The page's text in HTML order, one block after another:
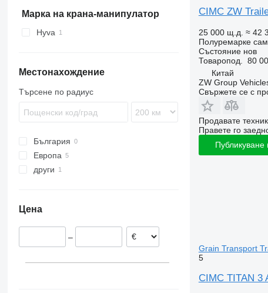
TKS
ZVKA
SGF
SW
Марка на крана-манипулатор
Hyva
Местонахождение
Търсене по радиус
България
Европа
други
Цена
–
CIMC ZW
25 000 щ.д. ≈ 42
Полуремарке
Състояниенов
Товаропод.
80
Китай
ZW Group
Свържете се с
Продавате
Правете го
Публикуване
Grain Transport
5
CIMC TITAN 3